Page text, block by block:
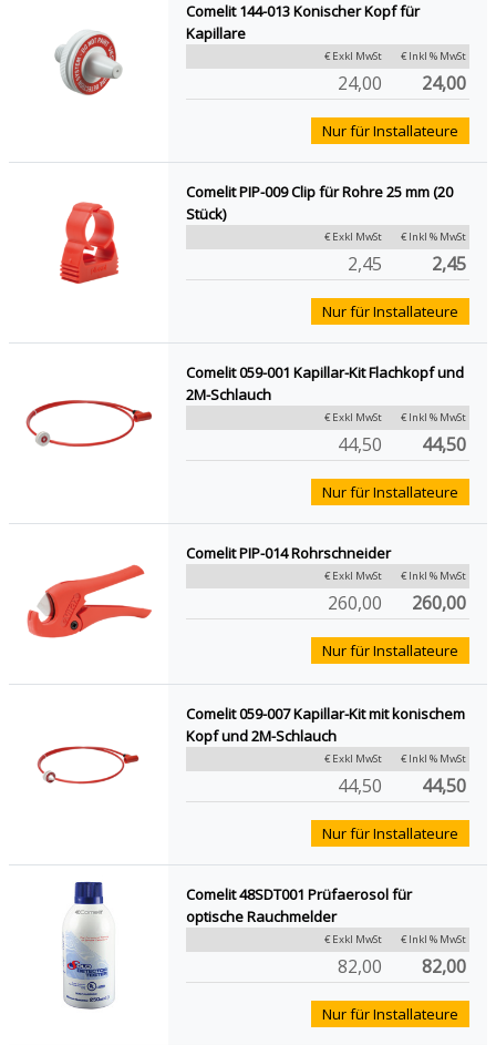
Comelit 144-013 Konischer Kopf für
Kapillare
€ Exkl MwSt € Inkl % MwSt
24,00 24,00
Nur für Installateure
Comelit PIP-009 Clip für Rohre 25 mm (20
Stück)
€ Exkl MwSt € Inkl % MwSt
2,45 2,45
Nur für Installateure
Comelit 059-001 Kapillar-Kit Flachkopf und
2M-Schlauch
€ Exkl MwSt € Inkl % MwSt
44,50 44,50
Nur für Installateure
Comelit PIP-014 Rohrschneider
€ Exkl MwSt € Inkl % MwSt
260,00 260,00
Nur für Installateure
Comelit 059-007 Kapillar-Kit mit konischem
Kopf und 2M-Schlauch
€ Exkl MwSt € Inkl % MwSt
44,50 44,50
Nur für Installateure
Comelit 48SDT001 Prüfaerosol für
optische Rauchmelder
€ Exkl MwSt € Inkl % MwSt
82,00 82,00
Nur für Installateure